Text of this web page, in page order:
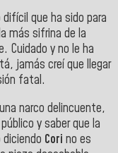
que ha sido para
más sifrina de la
Cuidado y no le ha
jamás creí que llegar
fatal.
narco delincuente,
y saber que la
Cori no es